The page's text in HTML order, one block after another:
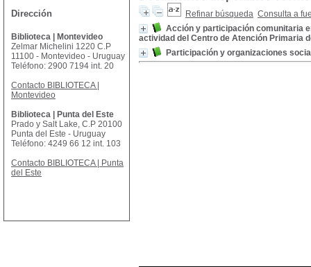
Refinar búsqueda Consulta a
Acción y participación comunitaria
actividad del Centro de Atención Primaria
Participación y organizaciones
Dirección
Biblioteca | Montevideo
Zelmar Michelini 1220 C.P
11100 - Montevideo - Uruguay
Teléfono: 2900 7194 int. 20
Contacto BIBLIOTECA |
Montevideo
Biblioteca | Punta del Este
Prado y Salt Lake, C.P 20100
Punta del Este - Uruguay
Teléfono: 4249 66 12 int. 103
Contacto BIBLIOTECA | Punta
del Este